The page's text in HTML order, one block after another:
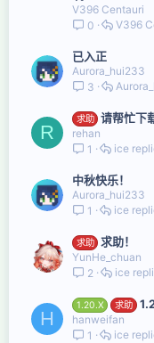
V396 Centauri
0
V396
已入正
Aurora_hui233
3
R
求助 请帮忙下
rehan
1
ice
中秋快乐！
Aurora_hui233
1
ice
求助 求助！
YunHe_chuan
2
ice
H
1.20.X 求助
hanweifan
1
ice